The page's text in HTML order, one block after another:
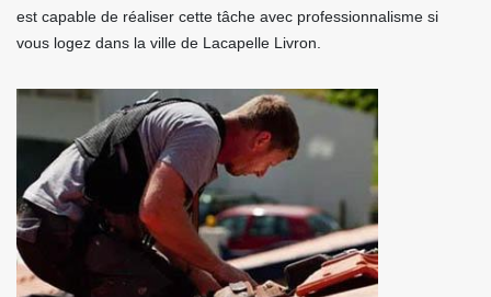
est capable de réaliser cette tâche avec professionnalisme si
vous logez dans la ville de Lacapelle Livron.